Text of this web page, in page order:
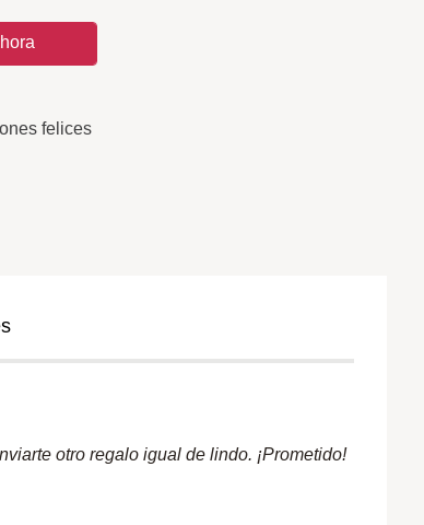
felices
otro regalo igual de lindo. ¡Prometido!